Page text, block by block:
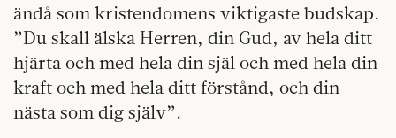
ändå som kristendomens viktigaste budskap.
”Du skall älska Herren, din Gud, av hela ditt
hjärta och med hela din själ och med hela din
kraft och med hela ditt förstånd, och din
nästa som dig själv”.